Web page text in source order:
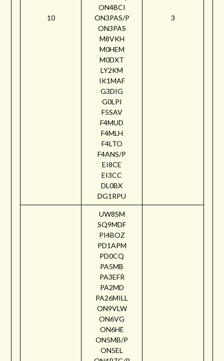
10
ON4BCI
ON3PAS/P
ON3PAS
M8VKH
M0HEM
M0DXT
LY2KM
IK1MAF
G3DIG
G0LPI
F5SAV
F4MUD
F4MLH
F4LTO
F4ANS/P
EI8CE
EI3CC
DL0BX
DG1RPU
3
UW8SM
SQ9MDF
PI4BOZ
PD1APM
PD0CQ
PA5MB
PA3EFR
PA2MD
PA26MILL
ON9VLW
ON6VG
ON6HE
ON5MB/P
ON5EL